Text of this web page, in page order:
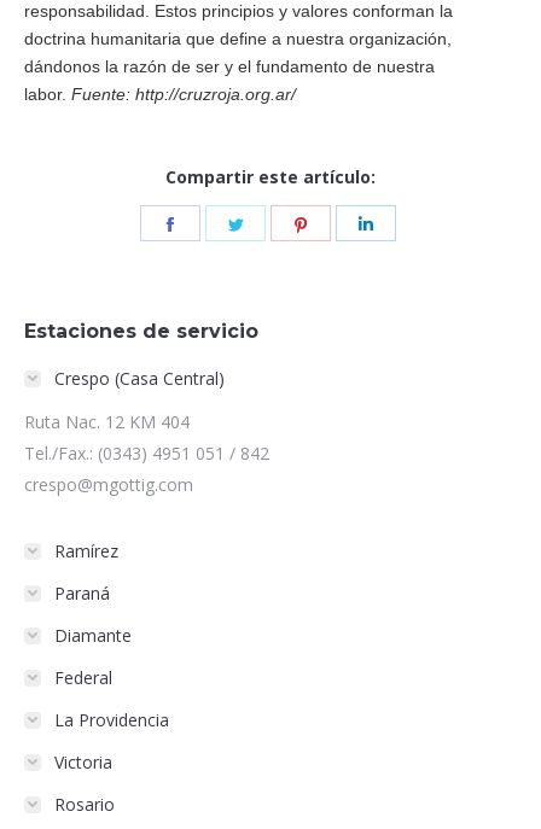
responsabilidad. Estos principios y valores conforman la
doctrina humanitaria que define a nuestra organización,
dándonos la razón de ser y el fundamento de nuestra
labor. Fuente: http://cruzroja.org.ar/
Compartir este artículo:
Share
Share
Share
Estaciones de servicio
Crespo (Casa Central)
Ruta Nac. 12 KM 404
Tel./Fax.: (0343) 4951 051 / 842
crespo@mgottig.com
Ramírez
Paraná
Diamante
Federal
La Providencia
Victoria
Rosario